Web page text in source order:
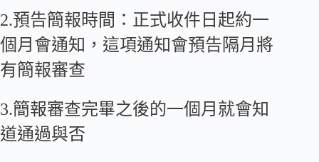
2.預告簡報時間：正式收件日起約一
個月會通知，這項通知會預告隔月將
有簡報審查
3.簡報審查完畢之後的一個月就會知
道通過與否